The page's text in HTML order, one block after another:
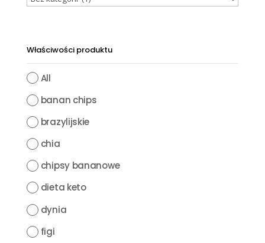
Właściwości produktu
All
banan chips
brazylijskie
chia
chipsy bananowe
dieta keto
dynia
figi